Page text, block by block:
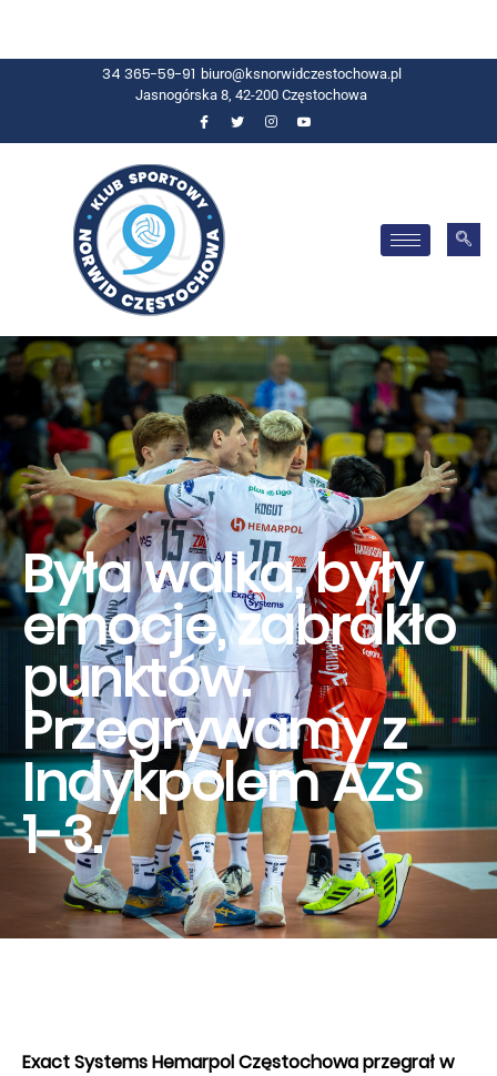
34 365-59-91 biuro@ksnorwidczestochowa.pl
Jasnogórska 8, 42-200 Częstochowa
Była walka, były
emocje, zabrakło
punktów.
Przegrywamy z
Indykpolem AZS
1-3.
Exact Systems Hemarpol Częstochowa przegrał w